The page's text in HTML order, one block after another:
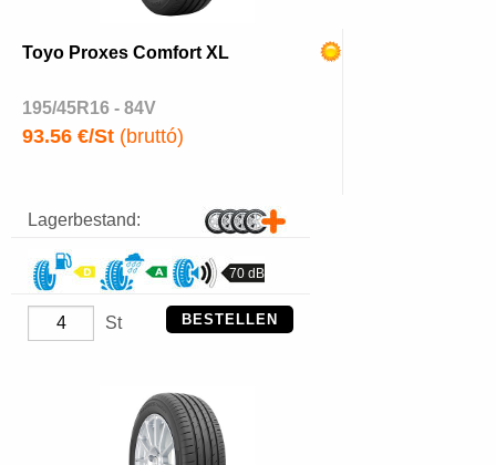
Toyo Proxes Comfort XL
195/45R16 - 84V
93.56 €/St (bruttó)
Lagerbestand:
70 dB
St BESTELLEN